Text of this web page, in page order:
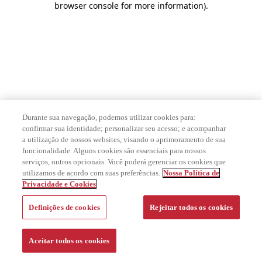
browser console for more information).
Durante sua navegação, podemos utilizar cookies para:
confirmar sua identidade; personalizar seu acesso; e acompanhar
a utilização de nossos websites, visando o aprimoramento de sua
funcionalidade. Alguns cookies são essenciais para nossos
serviços, outros opcionais. Você poderá gerenciar os cookies que
utilizamos de acordo com suas preferências. Nossa Política de
Privacidade e Cookies
Definições de cookies Rejeitar todos os cookies
Aceitar todos os cookies